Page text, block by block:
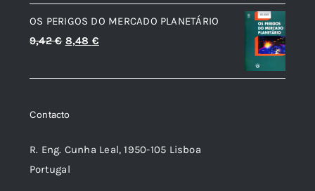
original
era:
17,80 €.
atual
é:
16,02 €.
OS PERIGOS DO MERCADO PLANETÁRIO
9,42€ O
original
9,42 €.
8,48 €O
atual
Contacto
R. Eng. Cunha Leal, 1950-105 Lisboa
Portugal